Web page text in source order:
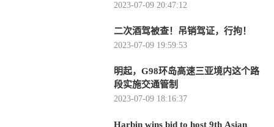
2023-07-09 20:47:12
二次酒驾被查！吊销驾证，行拘！
2023-07-09 19:59:53
明起，G98环岛高速三亚境内这个路
段实施交通管制
2023-07-09 18:16:37
Harbin wins bid to host 9th Asian